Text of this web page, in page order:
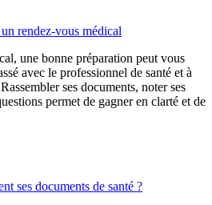
rendez-vous médical
une bonne préparation peut vous
avec le professionnel de santé et à
ses documents, noter ses
permet de gagner en clarté et de
ses documents de santé ?